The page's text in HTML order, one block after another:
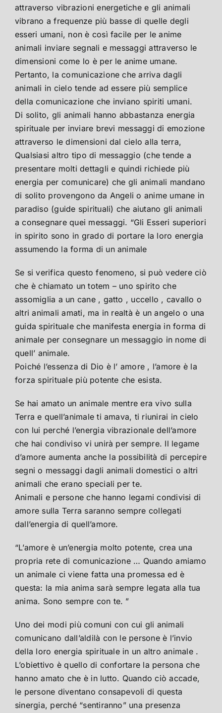
attraverso vibrazioni energetiche e gli animali
vibrano a frequenze più basse di quelle degli
esseri umani, non è così facile per le anime
animali inviare segnali e messaggi attraverso le
dimensioni come lo è per le anime umane.
Pertanto, la comunicazione che arriva dagli
animali in cielo tende ad essere più semplice
della comunicazione che inviano spiriti umani.
Di solito, gli animali hanno abbastanza energia
spirituale per inviare brevi messaggi di emozione
attraverso le dimensioni dal cielo alla terra,
Qualsiasi altro tipo di messaggio (che tende a
presentare molti dettagli e quindi richiede più
energia per comunicare) che gli animali mandano
di solito provengono da Angeli o anime umane in
paradiso (guide spirituali) che aiutano gli animali
a consegnare quei messaggi. “Gli Esseri superiori
in spirito sono in grado di portare la loro energia
assumendo la forma di un animale
Se si verifica questo fenomeno, si può vedere ciò
che è chiamato un totem – uno spirito che
assomiglia a un cane , gatto , uccello , cavallo o
altri animali amati, ma in realtà è un angelo o una
guida spirituale che manifesta energia in forma di
animale per consegnare un messaggio in nome di
quell’ animale.
Poiché l’essenza di Dio è l’ amore , l’amore è la
forza spirituale più potente che esista.
Se hai amato un animale mentre era vivo sulla
Terra e quell’animale ti amava, ti riunirai in cielo
con lui perché l’energia vibrazionale dell’amore
che hai condiviso vi unirà per sempre. Il legame
d’amore aumenta anche la possibilità di percepire
segni o messaggi dagli animali domestici o altri
animali che erano speciali per te.
Animali e persone che hanno legami condivisi di
amore sulla Terra saranno sempre collegati
dall’energia di quell’amore.
“L’amore è un’energia molto potente, crea una
propria rete di comunicazione … Quando amiamo
un animale ci viene fatta una promessa ed è
questa: la mia anima sarà sempre legata alla tua
anima. Sono sempre con te. ”
Uno dei modi più comuni con cui gli animali
comunicano dall’aldilà con le persone è l’invio
della loro energia spirituale in un altro animale .
L’obiettivo è quello di confortare la persona che
hanno amato che è in lutto. Quando ciò accade,
le persone diventano consapevoli di questa
sinergia, perché “sentiranno” una presenza